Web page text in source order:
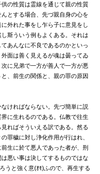
の性質は霊線を通じて親の性質
とする場合、先づ親自身の心を
外れた事をし乍ら子に意見をし
斯ういう例もよくある。それは
あんなに不良であるのかといっ
面は善く見えるが魂は曇ってゐ
に兄弟で一方が善人で一方が悪
、前生の関係と、親の罪の原因
ければならない。先づ簡単に説
に生れるのである。仏教で往生
ればそういえる訳である。然る
罪穢に対し浄化作用が行はれ、
生に於て悪人であった者が、刑
悪い事は決してするものではな
うと強く意(ｵﾓ)ふので、再生する